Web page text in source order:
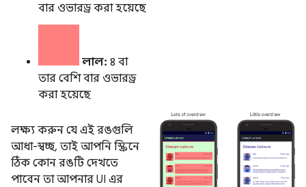
বার ওভারড্র করা হয়েছে
লাল: ৪ বা
তার বেশি বার ওভারড্র
করা হয়েছে
লক্ষ্য করুন যে এই রঙগুলি
আধা-স্বচ্ছ, তাই আপনি স্ক্রিনে
ঠিক কোন রঙটি দেখতে
পাবেন তা আপনার UI এর